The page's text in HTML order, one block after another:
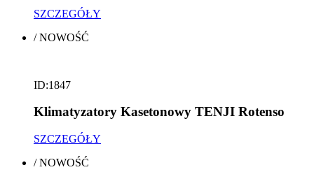
SZCZEGÓŁY
/NOWOŚĆ
ID:1847
Klimatyzatory Kasetonowy TENJI Rotenso
SZCZEGÓŁY
/NOWOŚĆ